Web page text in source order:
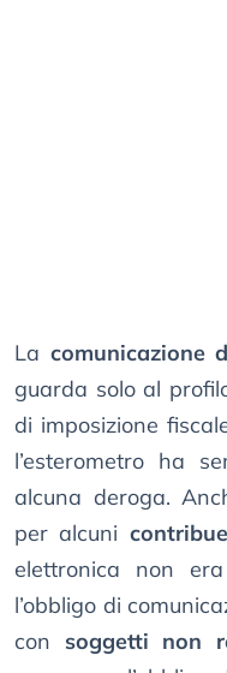
La comunicazione
guarda solo al
di imposizione
l’esterometro ha
alcuna deroga.
per alcuni
elettronica non
l’obbligo di
con soggetti non